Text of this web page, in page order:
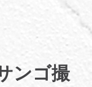
ンゴ撮